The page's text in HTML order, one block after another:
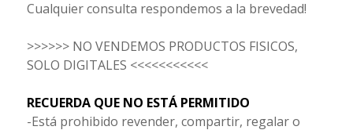
Cualquier consulta respondemos a la brevedad!
>>>>>> NO VENDEMOS PRODUCTOS FISICOS,
SOLO DIGITALES <<<<<<<<<<<
RECUERDA QUE NO ESTÁ PERMITIDO
-Está prohibido revender, compartir, regalar o